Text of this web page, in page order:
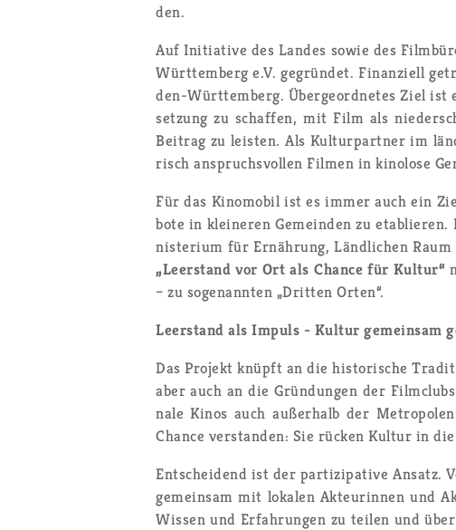
den.
Auf In­itia­ti­ve des Lan­des sowie des
Würt­tem­berg e.V. ge­grün­det. Fi­nan­zi­ell
den-Würt­tem­berg. Über­ge­ord­ne­tes Ziel
set­zung zu schaf­fen, mit Film als
Bei­trag zu leis­ten. Als Kul­tur­part­ner im
risch an­spruchs­vol­len Fil­men in ki­no­lo­se
Für das Ki­no­mo­bil ist es immer auch ein
bo­te in klei­ne­ren Ge­mein­den zu
nis­te­ri­um für Er­näh­rung, Länd­li­chen
„Leer­stand vor Ort als Chan­ce für Kul­tur“
– zu so­ge­nann­ten „Drit­ten Orten“.
Leer­stand als Im­puls - Kul­tur ge­mein­sam
Das Pro­jekt knüpft an die his­to­ri­sche
aber auch an die Grün­dun­gen der
na­le Kinos auch au­ßer­halb der
Chan­ce ver­stan­den: Sie rü­cken Kul­tur in
Ent­schei­dend ist der par­ti­zi­pa­ti­ve An­satz.
ge­mein­sam mit lo­ka­len Ak­teu­rin­nen und
Wis­sen und Er­fah­run­gen zu tei­len und